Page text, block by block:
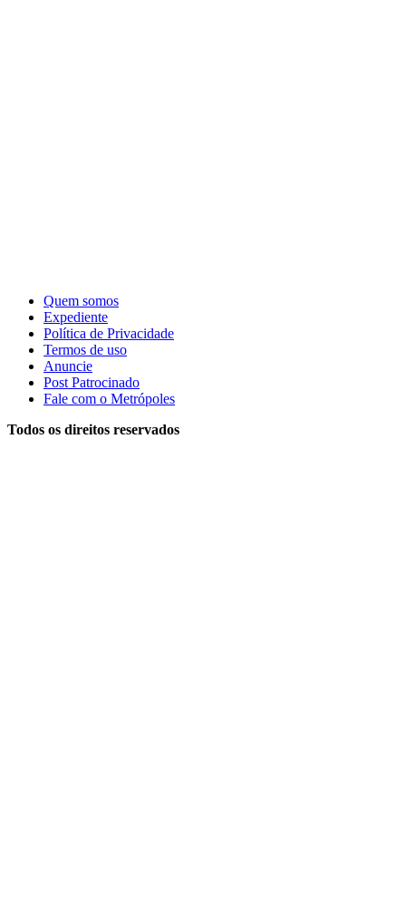
Quem somos
Expediente
Política de Privacidade
Termos de uso
Anuncie
Post Patrocinado
Fale com o Metrópoles
Todos os direitos reservados